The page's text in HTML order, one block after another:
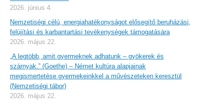
2026. június 4.
Nemzetiségi célú, energiahatékonyságot elősegítő beruházási,
felújítási és karbantartási tevékenységek támogatására
2026. május 22.
„A legtöbb, amit gyermeknek adhatunk – gyökerek és
szárnyak.” (Goethe) – Német kultúra alapjainak
megismertetése gyermekeinkkel a művészeteken keresztül
(Nemzetiségi tábor)
2026. május 22.